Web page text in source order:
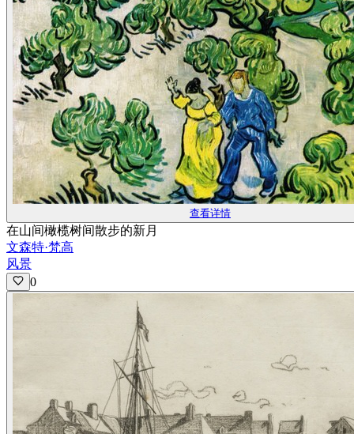
查看详情
在山间橄榄树间散步的新月
文森特·梵高
风景
0